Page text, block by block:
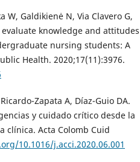
W, Galdikienė N, Via Clavero G,
knowledge and attitudes
nursing students: A
Health. 2020;17(11):3976.
Zapata A, Díaz-Guio DA.
y cuidado crítico desde la
clínica. Acta Colomb Cuid
10.1016/j.acci.2020.06.001